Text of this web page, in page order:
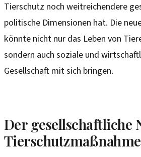
Tierschutz noch weitreichendere
politische Dimensionen hat. Die
könnte nicht nur das Leben von
sondern auch soziale und
Gesellschaft mit sich bringen.
Der gesellschaftliche